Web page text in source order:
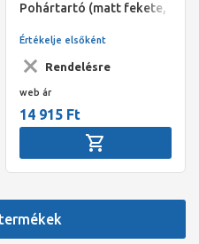
Pohártartó (matt fekete,
Rendelésre
Értékelje elsőként
web ár
14 915 Ft